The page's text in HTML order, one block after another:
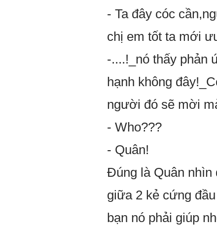
- Ta đây cóc
chị em tốt ta mới
-....!_nó thấy phản
hạnh không
người đó sẽ mời
- Who???
- Quân!
Đúng là Quân nhìn
giữa 2 kẻ cứng
bạn nó phải giúp